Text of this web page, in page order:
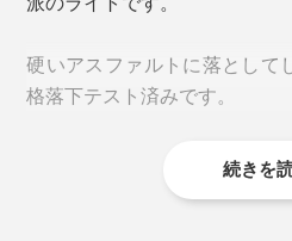
硬いアスファルトに落として
格落下テスト済みです。
続きを